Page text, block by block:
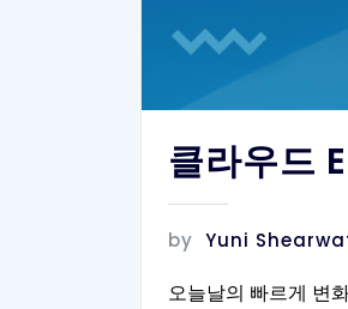
클라우드
by Yuni
오늘날의 빠르게 변